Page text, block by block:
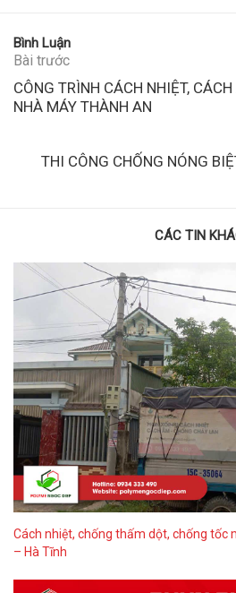
Bình Luận
Bài trước
CÔNG TRÌNH CÁCH NHIỆT,
NHÀ MÁY THÀNH AN
THI CÔNG CHỐNG NÓNG
CÁC TIN
Cách nhiệt, chống thấm dột, chống tốc
– Hà Tĩnh